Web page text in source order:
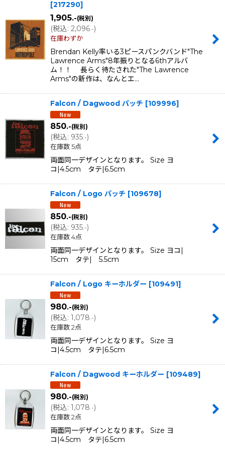
[217290]
1,905.-(税別)
(税込: 2,096.-)
在庫わずか
Brendan Kelly率いる3ピースパンクバンド"The
Lawrence Arms"8年振りとなる6thアルバ
ム！！ 長らく待たされた"The Lawrence
Arms"の新作は、なんとエ…
Falcon / Dagwood パッチ [109996]
850.-(税別)
(税込: 935.-)
在庫数 5点
両面同一デザインとなります。 Size ヨ
コ|4.5cm タテ|6.5cm
Falcon / Logo パッチ [109678]
850.-(税別)
(税込: 935 .-)
在庫数 4点
両面同一デザインとなります。 Size ヨコ|
15cm タテ| 5.5cm
Falcon / Logo キーホルダー [109491]
980.-(税別)
(税込: 1,078 .-)
在庫数 2点
両面同一デザインとなります。 Size ヨ
コ|4.5cm タテ|6.5cm
Falcon / Dagwood キーホルダー [109489]
980.-(税別)
(税込: 1,078.-)
在庫数 2点
両面同一デザインとなります。 Size ヨ
コ|4.5cm タテ|6.5cm